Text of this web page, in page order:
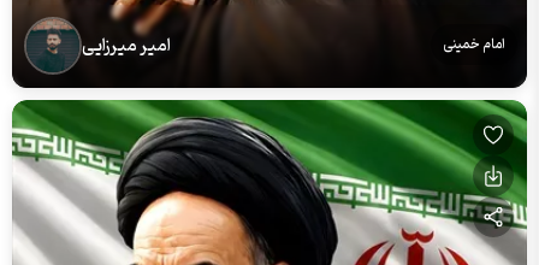
امام خمینی امیر میرزایی